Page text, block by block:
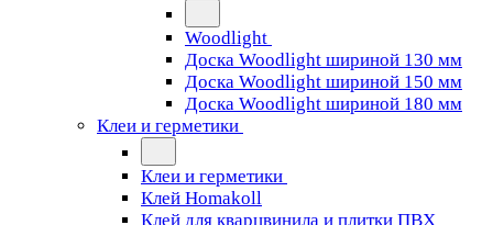
Woodlight
Доска Woodlight шириной 130 мм
Доска Woodlight шириной 150 мм
Доска Woodlight шириной 180 мм
Клеи и герметики
Клеи и герметики
Клей Homakoll
Клей для кварцвинила и плитки ПВХ